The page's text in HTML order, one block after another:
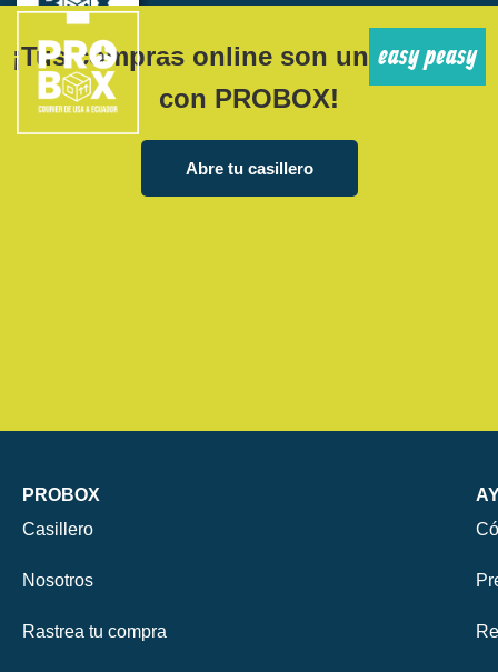
¡Tus compras online son un easy peasy
con PROBOX!
Abre tu casillero
PROBOX
Casillero
Nosotros
Rastrea tu compra